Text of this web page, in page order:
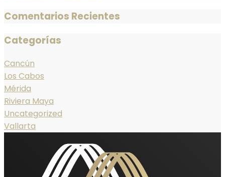
Comentarios Recientes
Categorías
Cancún
Los Cabos
Mérida
Riviera Maya
Uncategorized
Vallarta